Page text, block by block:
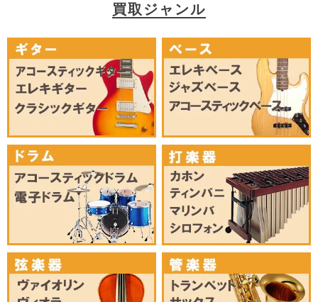
買取ジャンル